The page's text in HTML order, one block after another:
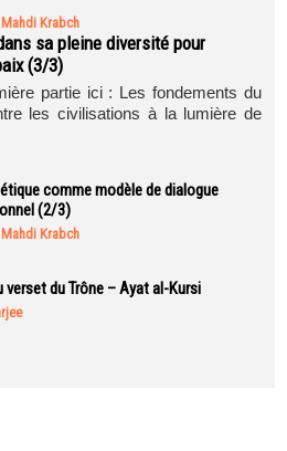
Krabch
sa pleine diversité pour
(3/3)
partie ici : Les fondements du
les civilisations à la lumière de
comme modèle de dialogue
(2/3)
Krabch
verset du Trône – Ayat al-Kursi